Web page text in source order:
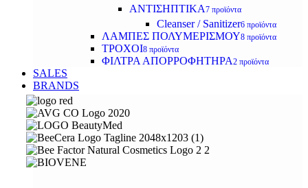
ΑΝΤΙΣΗΠΤΙΚΑ7 προϊόντα
Cleanser / Sanitizer6 προϊόντα
ΛΑΜΠΕΣ ΠΟΛΥΜΕΡΙΣΜΟΥ8 προϊόντα
ΤΡΟΧΟΙ8 προϊόντα
ΦΙΛΤΡΑ ΑΠΟΡΡΟΦΗΤΗΡΑ2 προϊόντα
SALES
BRANDS